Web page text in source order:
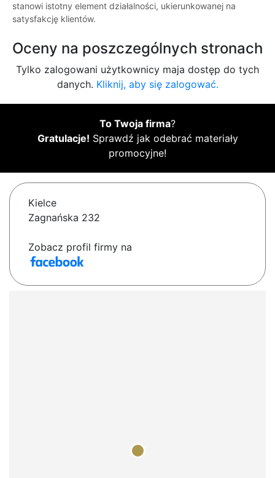
stanowi istotny element działalności, ukierunkowanej na
satysfakcję klientów.
Oceny na poszczególnych stronach
Tylko zalogowani użytkownicy maja dostęp do tych
danych. Kliknij, aby się zalogować.
To Twoja firma?
Gratulacje! Sprawdź jak odebrać materiały
promocyjne!
Kielce
Zagnańska 232
Zobacz profil firmy na